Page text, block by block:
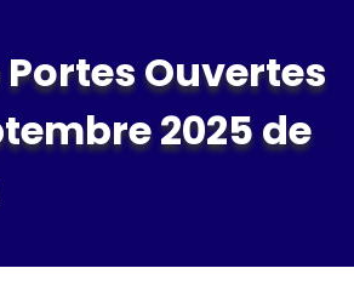
Ouvertes
2025 de